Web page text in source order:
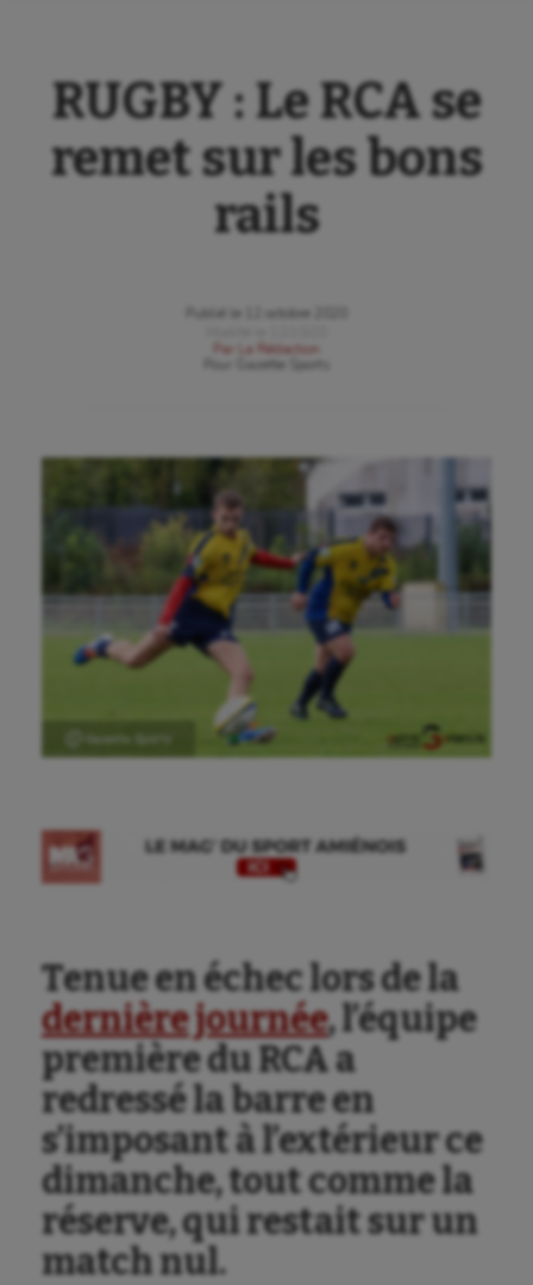
RUGBY : Le RCA se
remet sur les bons
rails
Publié le
12 octobre 2020
Par
La Rédaction
Gazette Sports
Ⓒ Gazette Sports
Tenue en échec lors de la
dernière journée, l’équipe
première du RCA a
redressé la barre en
s’imposant à l’extérieur ce
dimanche, tout comme la
réserve, qui restait sur un
match nul.